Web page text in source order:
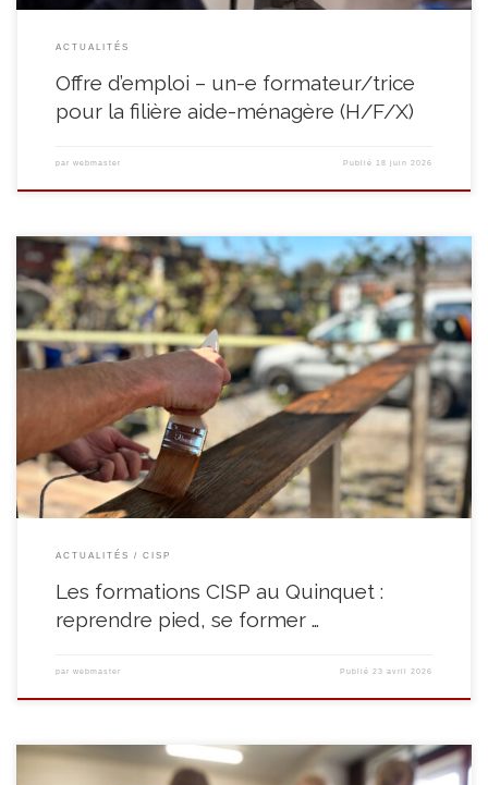
ACTUALITÉS
Offre d’emploi – un-e formateur/trice
pour la filière aide-ménagère (H/F/X)
par webmaster Publié 18 juin 2026
Au Quinquet, les formations en Centre d’Insertion Socioprofessionnelle ne
se limitent pas à l’apprentissage d’un métier. Elles constituent avant tout
un parcours de réinsertion, au cours duquel chaque stagiaire peut
reprendre pied, retrouver un rythme de vie et avancer vers une insertion
durable. Les Centres d’Insertion Socioprofessionnelle accueillent des
personnes […]
ACTUALITÉS CISP
Les formations CISP au Quinquet :
reprendre pied, se former …
par webmaster Publié23 avril 2026